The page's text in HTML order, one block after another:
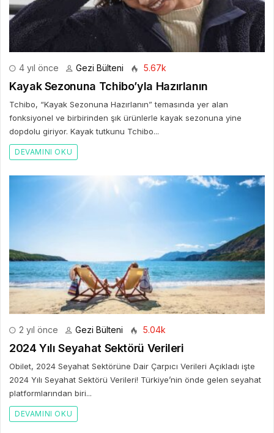
4 yıl önce Gezi Bülteni 5.67k
Kayak Sezonuna Tchibo’yla Hazırlanın
Tchibo, “Kayak Sezonuna Hazırlanın” temasında yer alan
fonksiyonel ve birbirinden şık ürünlerle kayak sezonuna yine
dopdolu giriyor. Kayak tutkunu Tchibo...
DEVAMINI OKU
2 yıl önce Gezi Bülteni 5.04k
2024 Yılı Seyahat Sektörü Verileri
Obilet, 2024 Seyahat Sektörüne Dair Çarpıcı Verileri Açıkladı işte
2024 Yılı Seyahat Sektörü Verileri! Türkiye’nin önde gelen seyahat
platformlarından biri...
DEVAMINI OKU